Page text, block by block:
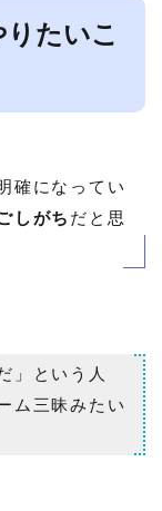
たいこ
確になってい
しがち だと思
」という人
ム三昧みたい